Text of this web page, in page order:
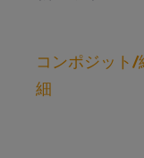
コンポジット
細